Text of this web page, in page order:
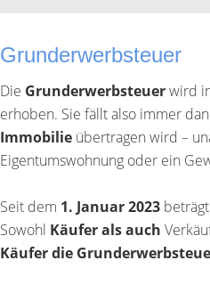
Grunderwerbsteuer
Die Grunderwerbsteuerwird
erhoben. Sie fällt also immer
Immobilieübertragen wird –
Eigentumswohnung oder ein
Seit dem 1. Januar 2023
Sowohl Käufer als auch
Käufer die